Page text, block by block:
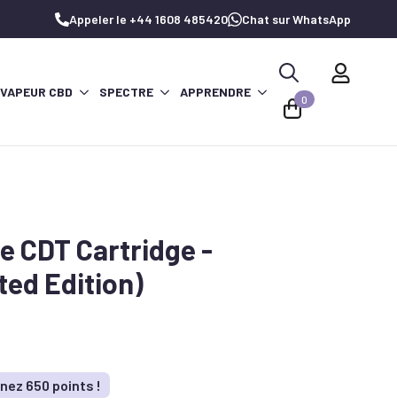
Appeler le +44 1608 485420 Chat sur WhatsApp
CBD SPECTRE APPRENDRE
Recherche
de
0
CDT Cartridge -
Edition)
650 points !